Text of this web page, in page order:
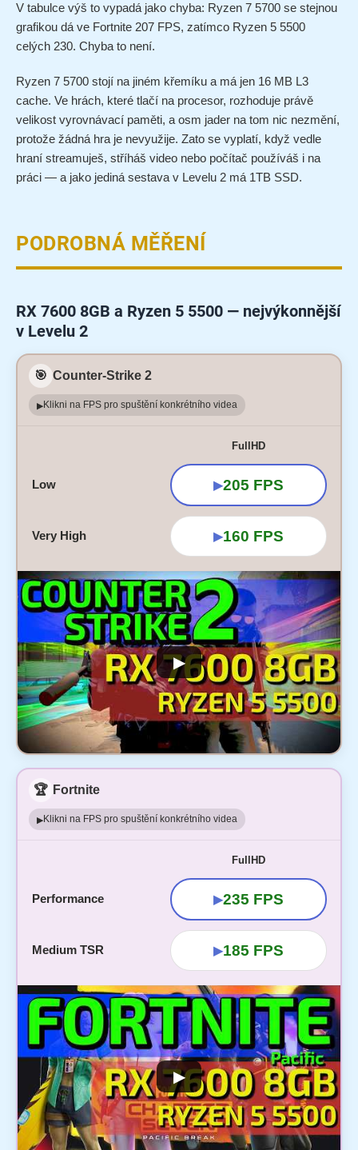
V tabulce výš to vypadá jako chyba: Ryzen 7 5700 se stejnou
grafikou dá ve Fortnite 207 FPS, zatímco Ryzen 5 5500
celých 230. Chyba to není.
Ryzen 7 5700 stojí na jiném křemíku a má jen 16 MB L3
cache. Ve hrách, které tlačí na procesor, rozhoduje právě
velikost vyrovnávací paměti, a osm jader na tom nic nezmění,
protože žádná hra je nevyužije. Zato se vyplatí, když vedle
hraní streamuješ, stříháš video nebo počítač používáš i na
práci — a jako jediná sestava v Levelu 2 má 1TB SSD.
PODROBNÁ MĚŘENÍ
RX 7600 8GB a Ryzen 5 5500 — nejvýkonnější
v Levelu 2
🎯 Counter-Strike 2
▶Klikni na FPS pro spuštění konkrétního videa
FullHD
Low ▶205 FPS
Very High ▶160 FPS
▶
🏆 Fortnite
▶Klikni na FPS pro spuštění konkrétního videa
FullHD
Performance ▶235 FPS
Medium TSR ▶185 FPS
▶